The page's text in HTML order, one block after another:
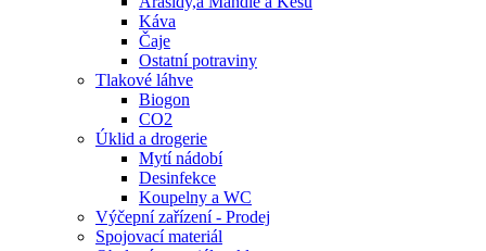
Káva
Čaje
Ostatní potraviny
Tlakové láhve
Biogon
CO2
Úklid a drogerie
Mytí nádobí
Desinfekce
Koupelny a WC
Výčepní zařízení - Prodej
Spojovací materiál